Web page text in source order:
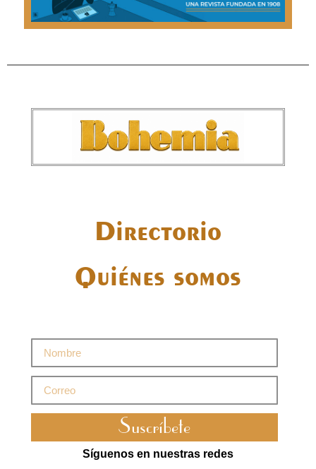
Directorio
Quiénes somos
Suscríbete
Síguenos en nuestras redes